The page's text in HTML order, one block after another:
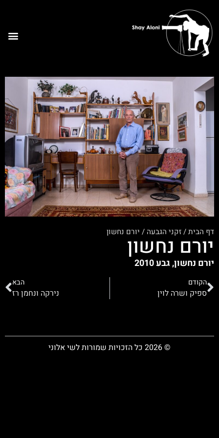
דף הבית/זקני הגבעה / יורם נחשון
יורם נחשון
יורם נחשון, גבע 2010
הקודם
ספיק ושרה לוין
הבא
נירקה ונחמן רז
© 2026 כל הזכויות שמורות לשי אלוני